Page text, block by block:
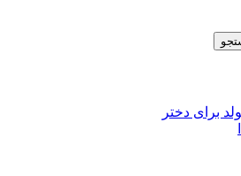
برای دختر